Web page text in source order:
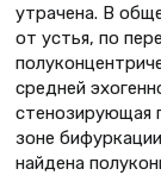
утрачена. В
от устья, по
средней
стенозирующая
зоне
найдена